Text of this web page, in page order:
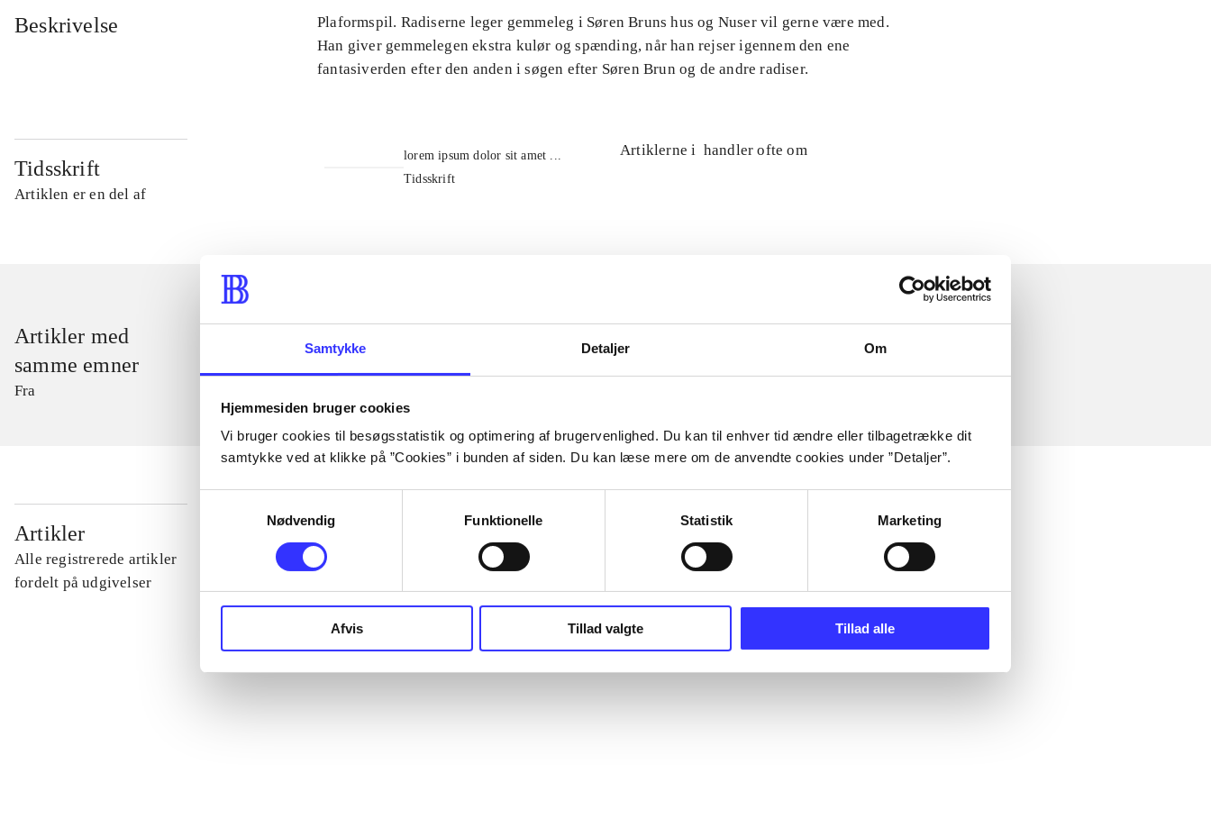
Samtykke Detaljer Om
Hjemmesiden bruger cookies
Vi bruger cookies til besøgsstatistik og optimering af brugervenlighed. Du kan til enhver tid ændre eller tilbagetrække dit
samtykke ved at klikke på ”Cookies” i bunden af siden. Du kan læse mere om de anvendte cookies under ”Detaljer”.
Nødvendig
Funktionelle Statistik Marketing
Afvis Tillad valgte Tillad alle
Beskrivelse
Plaformspil. Radiserne leger gemmeleg i Søren Bruns hus og Nuser vil gerne være med.
Han giver gemmelegen ekstra kulør og spænding, når han rejser igennem den ene
fantasiverden efter den anden i søgen efter Søren Brun og de andre radiser.
Tidsskrift
Artiklen er en del af
lorem ipsum dolor sit amet ...
Tidsskrift
Artiklerne i handler ofte om
Artikler med
samme emner
Fra
Artikler
Alle registrerede artikler
fordelt på udgivelser
...